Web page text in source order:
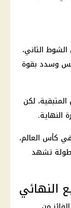
الثاني،
وسدد بقوة
لكن
النهاية.
كأس العالم،
تشهد
النهائي